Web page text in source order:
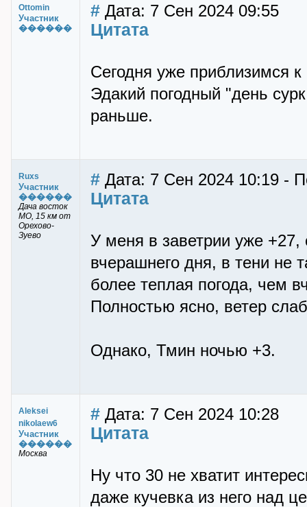
Ottomin
Участник
������
# Дата: 7 Сен 2024 09:55
Цитата
Сегодня уже приблизимся
Эдакий погодный "день
раньше.
Ruxs
Участник
������
Дача восток
МО, 15 км от
Орехово-
Зуево
# Дата: 7 Сен 2024 10:19 -
Цитата
У меня в заветрии уже +27,
вчерашнего дня, в тени не
более теплая погода, чем
Полностью ясно, ветер
Однако, Тмин ночью +3.
Aleksei
nikolaew6
Участник
������
Москва
# Дата: 7 Сен 2024 10:28
Цитата
Ну что 30 не хватит
даже кучевка из него над